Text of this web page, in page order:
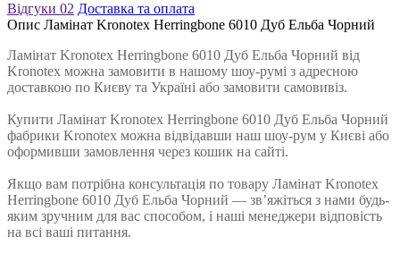
Відгуки 02 Доставка та оплата
Опис Ламінат Kronotex Herringbone 6010 Дуб Ельба Чорний
Ламінат Kronotex Herringbone 6010 Дуб Ельба Чорний від
Kronotex можна замовити в нашому шоу-румі з адресною
доставкою по Києву та Україні або замовити самовивіз.
Купити Ламінат Kronotex Herringbone 6010 Дуб Ельба Чорний
фабрики Kronotex можна відвідавши наш шоу-рум у Києві або
оформивши замовлення через кошик на сайті.
Якщо вам потрібна консультація по товару Ламінат Kronotex
Herringbone 6010 Дуб Ельба Чорний — зв’яжіться з нами будь-
яким зручним для вас способом, і наші менеджери відповість
на всі ваші питання.